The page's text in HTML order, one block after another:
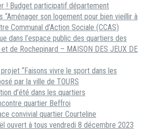
! Budget participatif département
“Aménager son logement pour bien vieillir à
Communal d’Action Sociale (CCAS)
dans l’espace public des quartiers des
de Rochepinard – MAISON DES JEUX DE
“Faisons vivre le sport dans les
par la ville de TOURS
d’été dans les quartiers
quartier Beffroi
convivial quartier Courteline
ouvert à tous vendredi 8 décembre 2023